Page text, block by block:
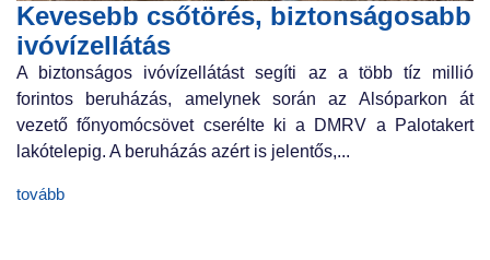
Kevesebb csőtörés, biztonságosabb
ivóvízellátás
A biztonságos ivóvízellátást segíti az a több tíz millió
forintos beruházás, amelynek során az Alsóparkon át
vezető főnyomócsövet cserélte ki a DMRV a Palotakert
lakótelepig. A beruházás azért is jelentős,...
tovább